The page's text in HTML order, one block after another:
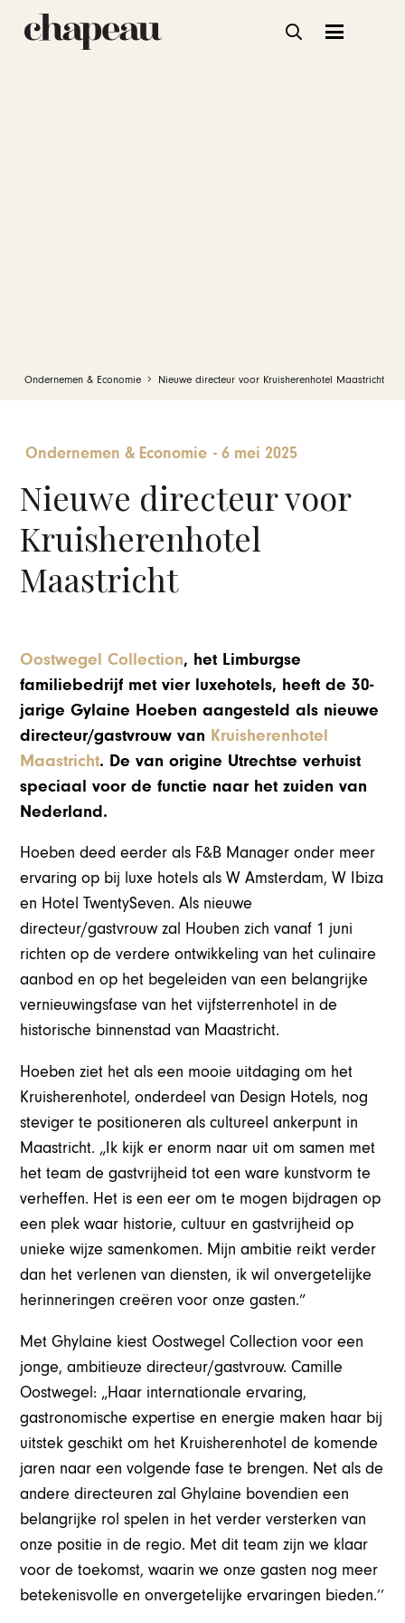
Ondernemen & Economie Nieuwe directeur voor Kruisherenhotel Maastricht
Ondernemen & Economie -6 mei 2025
Nieuwe directeur voor
Kruisherenhotel
Maastricht
Oostwegel Collection, het Limburgse
familiebedrijf met vier luxehotels, heeft de 30-
jarige Gylaine Hoeben aangesteld als nieuwe
directeur/gastvrouw van Kruisherenhotel
Maastricht. De van origine Utrechtse verhuist
speciaal voor de functie naar het zuiden van
Nederland.
Hoeben deed eerder als F&B Manager onder meer
ervaring op bij luxe hotels als W Amsterdam, W Ibiza
en Hotel TwentySeven. Als nieuwe
directeur/gastvrouw zal Houben zich vanaf 1 juni
richten op de verdere ontwikkeling van het culinaire
aanbod en op het begeleiden van een belangrijke
vernieuwingsfase van het vijfsterrenhotel in de
historische binnenstad van Maastricht.
Hoeben ziet het als een mooie uitdaging om het
Kruisherenhotel, onderdeel van Design Hotels, nog
steviger te positioneren als cultureel ankerpunt in
Maastricht. „Ik kijk er enorm naar uit om samen met
het team de gastvrijheid tot een ware kunstvorm te
verheffen. Het is een eer om te mogen bijdragen op
een plek waar historie, cultuur en gastvrijheid op
unieke wijze samenkomen. Mijn ambitie reikt verder
dan het verlenen van diensten, ik wil onvergetelijke
herinneringen creëren voor onze gasten.”
Met Ghylaine kiest Oostwegel Collection voor een
jonge, ambitieuze directeur/gastvrouw. Camille
Oostwegel: „Haar internationale ervaring,
gastronomische expertise en energie maken haar bij
uitstek geschikt om het Kruisherenhotel de komende
jaren naar een volgende fase te brengen. Net als de
andere directeuren zal Ghylaine bovendien een
belangrijke rol spelen in het verder versterken van
onze positie in de regio. Met dit team zijn we klaar
voor de toekomst, waarin we onze gasten nog meer
betekenisvolle en onvergetelijke ervaringen bieden.’’